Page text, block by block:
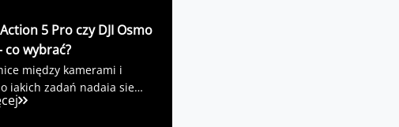
5 Pro czy DJI Osmo
co wybrać?
między kamerami i
jakich zadań nadają się